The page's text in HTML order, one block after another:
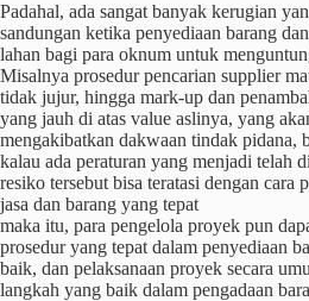
Padahal, ada sangat banyak kerugian
sandungan ketika penyediaan barang
lahan bagi para oknum untuk
Misalnya prosedur pencarian supplier
tidak jujur, hingga mark-up dan
yang jauh di atas value aslinya, yang
mengakibatkan dakwaan tindak pidana,
kalau ada peraturan yang menjadi telah
resiko tersebut bisa teratasi dengan cara
jasa dan barang yang tepat
maka itu, para pengelola proyek pun
prosedur yang tepat dalam penyediaan
baik, dan pelaksanaan proyek secara
langkah yang baik dalam pengadaan